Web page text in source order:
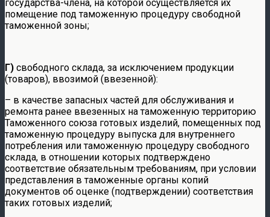
государства-члена, на которой осуществляется их
помещение под таможенную процедуру свободной
таможенной зоны;
Г) свободного склада, за исключением продукции
(товаров), ввозимой (ввезенной):
– в качестве запасных частей для обслуживания и
ремонта ранее ввезенных на таможенную территорию
Таможенного союза готовых изделий, помещенных под
таможенную процедуру выпуска для внутреннего
потребления или таможенную процедуру свободного
склада, в отношении которых подтверждено
соответствие обязательным требованиям, при условии
представления в таможенные органы копий
документов об оценке (подтверждении) соответствия
таких готовых изделий;